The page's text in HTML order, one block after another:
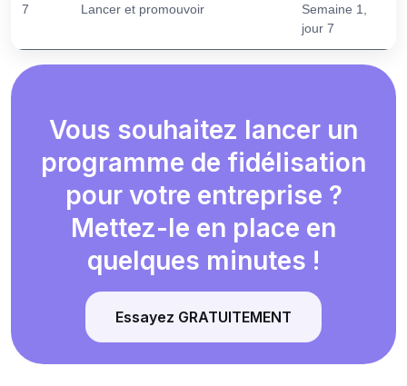
7 Lancer et promouvoir
Semaine 1,
jour 7
Vous souhaitez lancer un
programme de fidélisation
pour votre entreprise ?
Mettez-le en place en
quelques minutes !
Essayez GRATUITEMENT